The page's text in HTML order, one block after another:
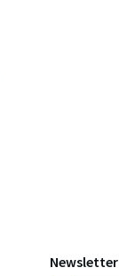
Newsletter